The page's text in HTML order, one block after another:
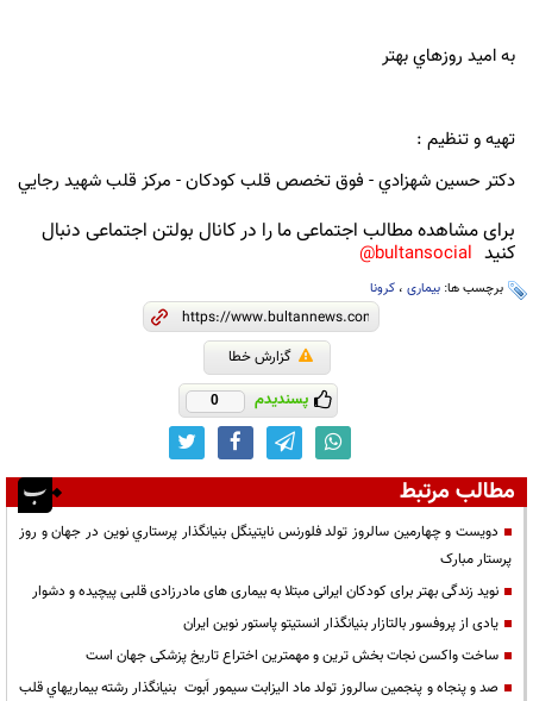
به اميد روزهاي بهتر
تهيه و تنظيم :
دكتر حسين شهزادي - فوق تخصص قلب كودكان - مركز قلب شهيد رجايي
برای مشاهده مطالب اجتماعی ما را در کانال بولتن اجتماعی دنبال
کنید bultansocial@
برچسب ها: بیماری ، کرونا
گزارش خطا
پسندیدم 0
مطالب مرتبط
دويست و چهارمين سالروز تولد فلورنس نايتينگل بنيانگذار پرستاري نوين در جهان و روز
پرستار مبارک
نوید زندگی بهتر برای کودکان ایرانی مبتلا به بیماری های مادرزادی قلبی پیچیده و دشوار
یادی از پروفسور بالتازار بنیانگذار انستیتو پاستور نوین ایران
ساخت واکسن نجات بخش ترین و مهمترین اختراع تاریخ پزشکی جهان است
صد و پنجاه و پنجمين سالروز تولد ماد الیزابت سیمور اَبوت بنيانگذار رشته بيماريهاي قلب